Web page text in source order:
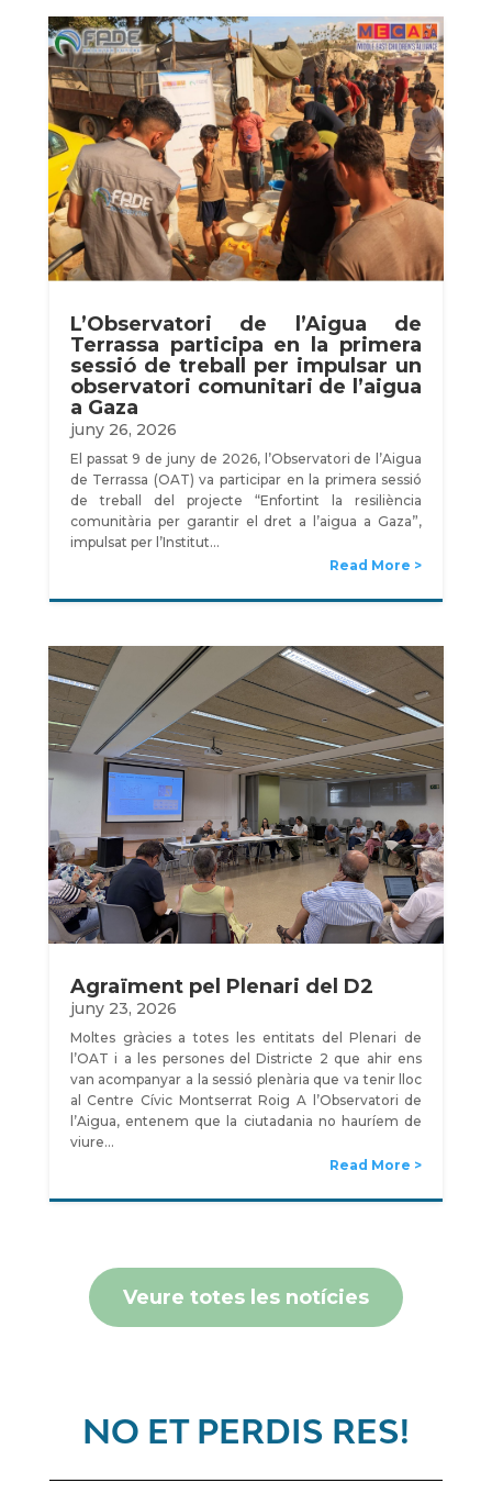
L’Observatori de l’Aigua de
Terrassa participa en la primera
sessió de treball per impulsar un
observatori comunitari de l’aigua
a Gaza
juny 26, 2026
El passat 9 de juny de 2026, l’Observatori de l’Aigua
de Terrassa (OAT) va participar en la primera sessió
de treball del projecte “Enfortint la resiliència
comunitària per garantir el dret a l’aigua a Gaza”,
impulsat per l’Institut…
Read More
Agraïment pel Plenari del D2
juny 23, 2026
Moltes gràcies a totes les entitats del Plenari de
l’OAT i a les persones del Districte 2 que ahir ens
van acompanyar a la sessió plenària que va tenir lloc
al Centre Cívic Montserrat Roig A l’Observatori de
l’Aigua, entenem que la ciutadania no hauríem de
viure…
Read More
Veure totes les notícies
NO ET PERDIS RES!